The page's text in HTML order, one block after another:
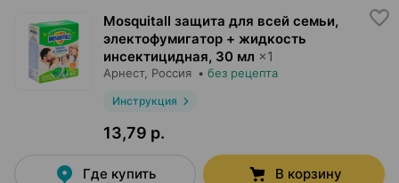
Mosquitall защита для всей семьи,
электофумигатор + жидкость
инсектицидная, 30 мл ×1
Арнест, Россия • без рецепта
Инструкция
13,79 р.
Где купить В корзину